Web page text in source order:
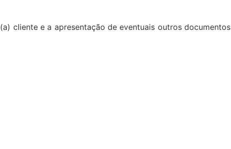
cliente e a apresentação de eventuais outros documentos